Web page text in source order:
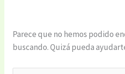
Parece que no hemos podido
buscando. Quizá pueda